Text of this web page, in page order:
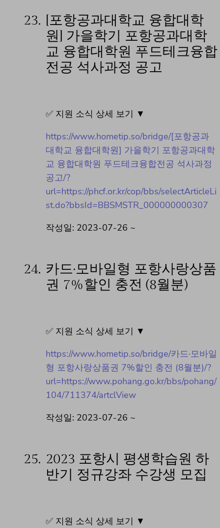
23. [포항공과대학교 융합대학
원] 가을학기 포항공과대학
교 융합대학원 푸드테크융합
전공 석사과정 공고
✅ 지원 소식 상세 보기 ▼
https://www.hometip.so/bridge/[포항공과
대학교 융합대학원] 가을학기 포항공과대학
교 융합대학원 푸드테크융합전공 석사과정
공고/?
url=https://phcf.or.kr/cop/bbs/selectArticleLi
st.do?bbsId=BBSMSTR_000000000307
작성일: 2023-07-26 ~
24. 카드·모바일형 포항사랑상품
권 7%할인 충전 (8월분)
✅ 지원 소식 상세 보기 ▼
https://www.hometip.so/bridge/카드·모바일
형 포항사랑상품권 7%할인 충전 (8월분)/?
url=https://www.pohang.go.kr/bbs/pohang/
104/711374/artclView
작성일: 2023-07-26 ~
25. 2023 포항시 평생학습원 하
반기 정규강좌 수강생 모집
✅ 지원 소식 상세 보기 ▼